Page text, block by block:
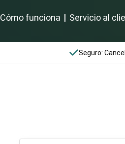
Cómo funciona Servicio al
Seguro: